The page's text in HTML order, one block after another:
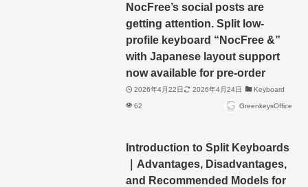
NocFree’s social posts are
getting attention. Split low-
profile keyboard “NocFree &”
with Japanese layout support
now available for pre-order
2026年4月22日 2026年4月24日 Keyboard
62 GreenkeysOffice
Introduction to Split Keyboards
｜Advantages, Disadvantages,
and Recommended Models for